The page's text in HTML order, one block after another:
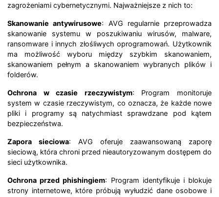
zagrożeniami cybernetycznymi. Najważniejsze z nich to:
Skanowanie antywirusowe: AVG regularnie przeprowadza
skanowanie systemu w poszukiwaniu wirusów, malware,
ransomware i innych złośliwych oprogramowań. Użytkownik
ma możliwość wyboru między szybkim skanowaniem,
skanowaniem pełnym a skanowaniem wybranych plików i
folderów.
Ochrona w czasie rzeczywistym: Program monitoruje
system w czasie rzeczywistym, co oznacza, że każde nowe
pliki i programy są natychmiast sprawdzane pod kątem
bezpieczeństwa.
Zapora sieciowa: AVG oferuje zaawansowaną zaporę
sieciową, która chroni przed nieautoryzowanym dostępem do
sieci użytkownika.
Ochrona przed phishingiem: Program identyfikuje i blokuje
strony internetowe, które próbują wyłudzić dane osobowe i